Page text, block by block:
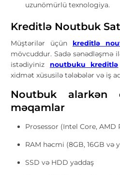
uzunömürlü texnologiya.
Kreditlə Noutbuk
Müştərilər üçün kreditlə
mövcuddur. Sadə sənədləşmə
istədiyiniz noutbuku kreditlə
xidmət xüsusilə tələbələr və iş
Noutbuk alarkən
məqamlar
Prosessor (Intel Core, AMD
RAM həcmi (8GB, 16GB və
SSD və HDD yaddaş